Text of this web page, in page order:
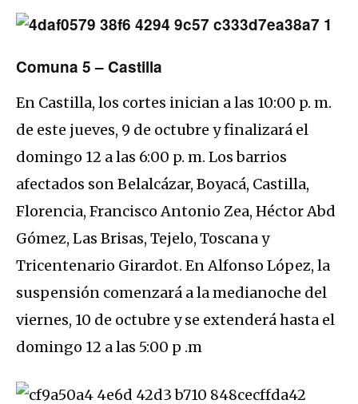
Comuna 5 – Castilla
En Castilla, los cortes inician a las 10:00 p. m.
de este jueves, 9 de octubre y finalizará el
domingo 12 a las 6:00 p. m. Los barrios
afectados son Belalcázar, Boyacá, Castilla,
Florencia, Francisco Antonio Zea, Héctor Abd
Gómez, Las Brisas, Tejelo, Toscana y
Tricentenario Girardot. En Alfonso López, la
suspensión comenzará a la medianoche del
viernes, 10 de octubre y se extenderá hasta el
domingo 12 a las 5:00 p .m